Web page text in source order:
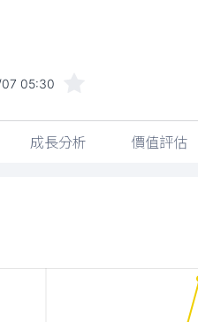
05:30
成長分析 價值評估